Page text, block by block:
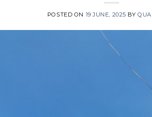
POSTED ON 19 JUNE, 2025 BY